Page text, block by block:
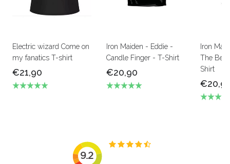
Electric wizard Come on
my fanatics T-shirt
€21,90
Iron Maiden - Eddie -
Candle Finger - T-Shirt
€20,90
Iron
The
Shirt